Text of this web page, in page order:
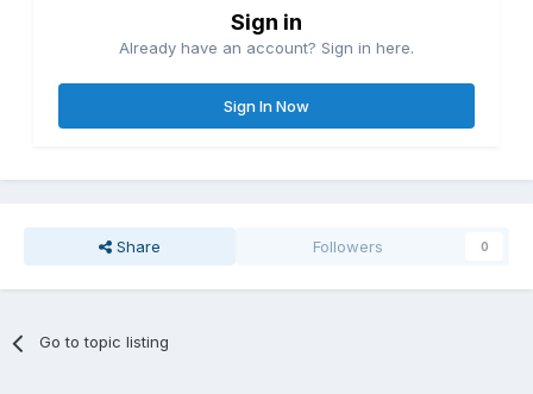
Sign in
Already have an account? Sign in here.
Sign In Now
Share Followers 0
Go to topic listing